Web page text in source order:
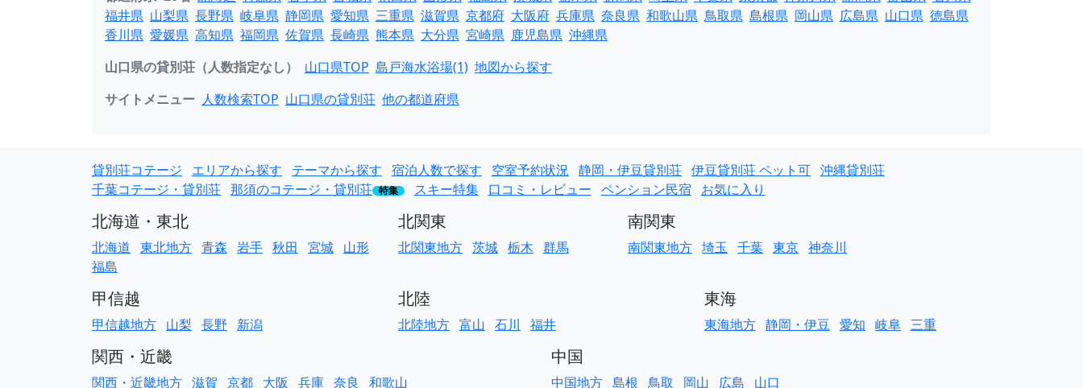
福井県 山梨県 長野県 岐阜県 静岡県 愛知県 三重県 滋賀県 京都府 大阪府 兵庫県 奈良県 和歌山県 鳥取県 島根県 岡山県 広島県 山口県 徳島県
香川県 愛媛県 高知県 福岡県 佐賀県 長崎県 熊本県 大分県 宮崎県 鹿児島県 沖縄県
山口県の貸別荘（人数指定なし）
山口県TOP 島戸海水浴場(1) 地図から探す
サイトメニュー 人数検索TOP 山口県の貸別荘 他の都道府県
貸別荘コテージ エリアから探す テーマから探す 宿泊人数で探す 空室予約状況 静岡・伊豆貸別荘 伊豆貸別荘 ペット可 沖縄貸別荘
千葉コテージ・貸別荘 那須のコテージ・貸別荘 特集 スキー特集 口コミ・レビュー ペンション民宿 お気に入り
北海道・東北
北海道 東北地方 青森 岩手 秋田 宮城 山形
福島
北関東
北関東地方 茨城 栃木 群馬
南関東
南関東地方 埼玉 千葉 東京 神奈川
甲信越
甲信越地方 山梨 長野 新潟
北陸
北陸地方 富山 石川 福井
東海
東海地方 静岡・伊豆 愛知 岐阜 三重
関西・近畿
関西・近畿地方 滋賀 京都 大阪 兵庫 奈良 和歌山
中国
中国地方 島根 鳥取 岡山 広島 山口